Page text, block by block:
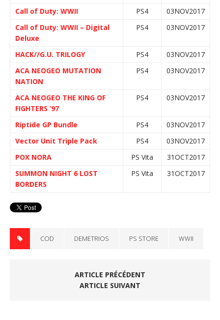
Call of Duty: WWII
PS4
03NOV2017
Call of Duty: WWII – Digital
Deluxe
PS4 03NOV2017
HACK//G.U. TRILOGY PS4
03NOV2017
ACA NEOGEO MUTATION
NATION
PS4 03NOV2017
ACA NEOGEO THE KING OF
FIGHTERS ’97
PS4 03NOV2017
Riptide GP Bundle PS4
03NOV2017
Vector Unit Triple Pack
PS4
03NOV2017
POX NORA
PS Vita
31OCT2017
SUMMON NIGHT 6 LOST
BORDERS
PS Vita 31OCT2017
COD DEMETRIOS PS STORE WWII
ARTICLE PRÉCÉDENT
ARTICLE SUIVANT